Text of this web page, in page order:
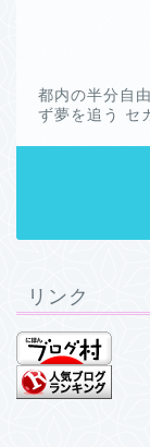
都内の半分自
ず夢を追う セ
リンク